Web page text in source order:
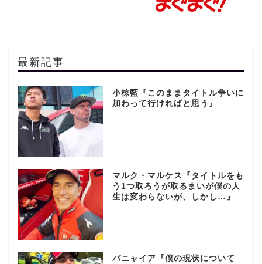
最新記事
小椋藍『このままタイトル争いに
加わって行ければと思う』
マルク・マルケス『タイトルをも
う1つ取ろうが取るまいが僕の人
生は変わらないが、しかし…』
バニャイア『僕の現状について